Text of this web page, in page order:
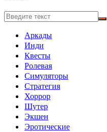
Аркады
Инди
Квесты
Ролевая
Симуляторы
Стратегия
Хоррор
Шутер
Экшен
Эротические